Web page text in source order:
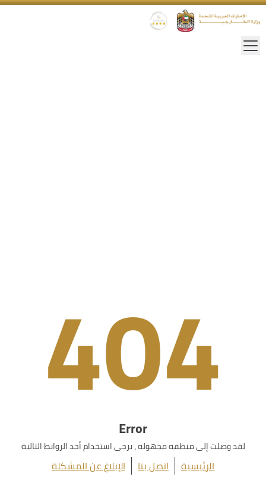
404
Error
لقد وصلت إلى منطقه مجهوله ، يرجى استخدام أحد الروابط التالية
الرئيسية اتصل بنا الإبلاغ عن المشكلة